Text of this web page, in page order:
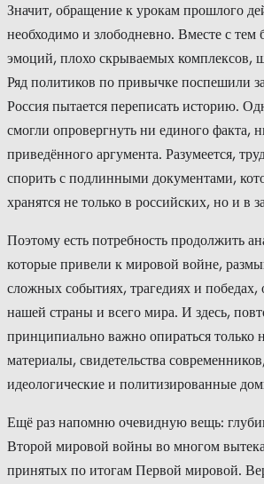
Значит, обращение к урокам прошлого
необходимо и злободневно. Вместе с
эмоций, плохо скрываемых комплексов,
Ряд политиков по привычке поспешили
Россия пытается переписать историю.
смогли опровергнуть ни единого факта,
приведённого аргумента. Разумеется,
спорить с подлинными документами,
хранятся не только в российских, но и в
Поэтому есть потребность продолжить
которые привели к мировой войне,
сложных событиях, трагедиях и победах,
нашей страны и всего мира. И здесь,
принципиально важно опираться только
материалы, свидетельства
идеологические и политизированные
Ещё раз напомню очевидную вещь:
Второй мировой войны во многом
принятых по итогам Первой мировой.